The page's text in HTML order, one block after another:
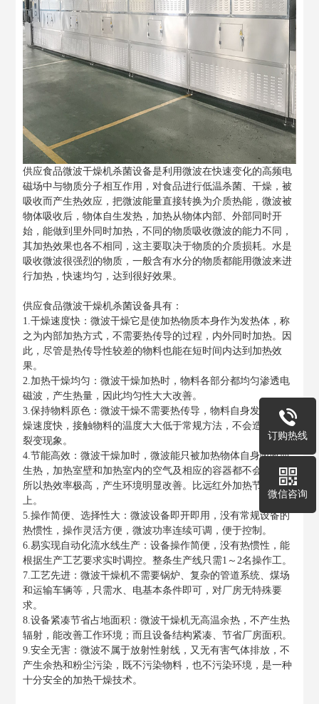
供应食品微波干燥机杀菌设备是利用微波在快速变化的高频电
磁场中与物质分子相互作用，对食品进行低温杀菌、干燥，被
吸收而产生热效应，把微波能量直接转换为介质热能，微波被
物体吸收后，物体自生发热，加热从物体内部、外部同时开
始，能做到里外同时加热，不同的物质吸收微波的能力不同，
其加热效果也各不相同，这主要取决于物质的介质损耗。水是
吸收微波很强烈的物质，一般含有水分的物质都能用微波来进
行加热，快速均匀，达到很好效果。
供应食品微波干燥机杀菌设备具有：
1.干燥速度快：微波干燥它是使加热物质本身作为发热体，称
之为内部加热方式，不需要热传导的过程，内外同时加热。因
此，尽管是热传导性较差的物料也能在短时间内达到加热效
果。
2.加热干燥均匀：微波干燥加热时，物料各部分都均匀渗透电
磁波，产生热量，因此均匀性大大改善。
3.保持物料原色：微波干燥不需要热传导，物料自身发热，干
燥速度快，接触物料的温度大大低于常规方法，不会造成物料
裂变现象。
4.节能高效：微波干燥加时，微波能只被加热物体自身吸收而
生热，加热室壁和加热室内的空气及相应的容器都不会发热，
所以热效率极高，产生环境明显改善。比远红外加热节能1/3以
上。
5.操作简便、选择性大：微波设备即开即用，没有常规设备的
热惯性，操作灵活方便，微波功率连续可调，便于控制。
6.易实现自动化流水线生产：设备操作简便，没有热惯性，能
根据生产工艺要求实时调控。整条生产线只需1～2名操作工。
7.工艺先进：微波干燥机不需要锅炉、复杂的管道系统、煤场
和运输车辆等，只需水、电基本条件即可，对厂房无特殊要
求。
8.设备紧凑节省占地面积：微波干燥机无高温余热，不产生热
辐射，能改善工作环境；而且设备结构紧凑、节省厂房面积。
9.安全无害：微波不属于放射性射线，又无有害气体排放，不
产生余热和粉尘污染，既不污染物料，也不污染环境，是一种
十分安全的加热干燥技术。
订购热线
微信咨询